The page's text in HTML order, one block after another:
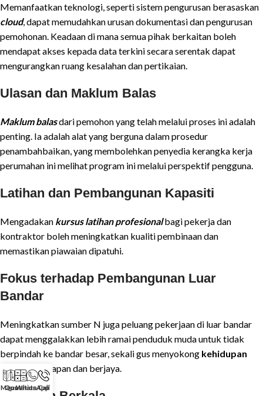
Memanfaatkan teknologi, seperti sistem pengurusan berasaskan
cloud, dapat memudahkan urusan dokumentasi dan pengurusan
pemohonan. Keadaan di mana semua pihak berkaitan boleh
mendapat akses kepada data terkini secara serentak dapat
mengurangkan ruang kesalahan dan pertikaian.
Ulasan dan Maklum Balas
Maklum balasdari pemohon yang telah melalui proses ini adalah
penting. Ia adalah alat yang berguna dalam prosedur
penambahbaikan, yang membolehkan penyedia kerangka kerja
perumahan ini melihat program ini melalui perspektif pengguna.
Latihan dan Pembangunan Kapasiti
Mengadakan kursus latihan profesionalbagi pekerja dan
kontraktor boleh meningkatkan kualiti pembinaan dan
memastikan piawaian dipatuhi.
Fokus terhadap Pembangunan Luar
Bandar
Meningkatkan sumber N juga peluang pekerjaan di luar bandar
dapat menggalakkan lebih ramai penduduk muda untuk tidak
berpindah ke bandar besar, sekali gus menyokong kehidupan
desayang mapan dan berjaya.
Maps
Quotation
WhatsApp
Call